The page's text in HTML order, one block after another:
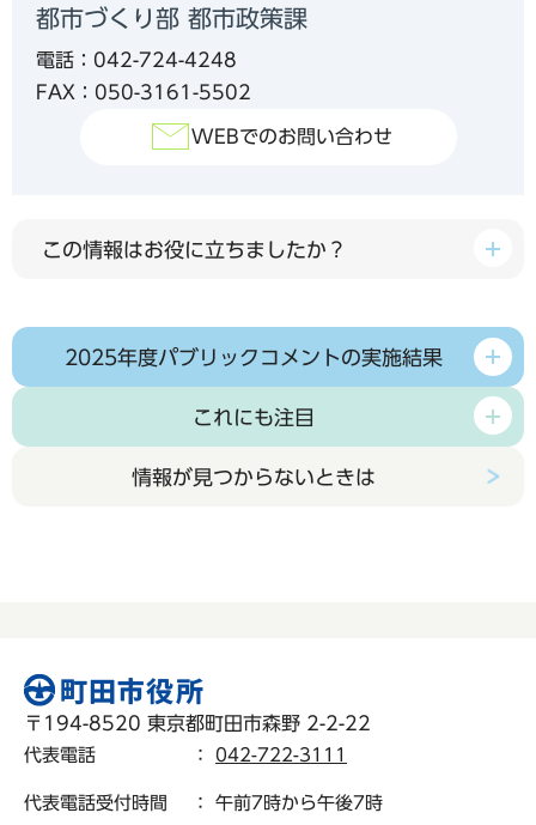
都市づくり部 都市政策課
電話：042-724-4248
FAX：050-3161-5502
WEBでのお問い合わせ
この情報はお役に立ちましたか？
2025年度パブリックコメントの実施結果
これにも注目
情報が見つからないときは
〒194-8520 東京都町田市森野 2-2-22
代表電話 ： 042-722-3111
代表電話受付時間 ： 午前7時から午後7時